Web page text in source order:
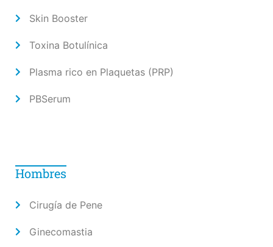
Skin Booster
Toxina Botulínica
Plasma rico en Plaquetas (PRP)
PBSerum
Hombres
Cirugía de Pene
Ginecomastia